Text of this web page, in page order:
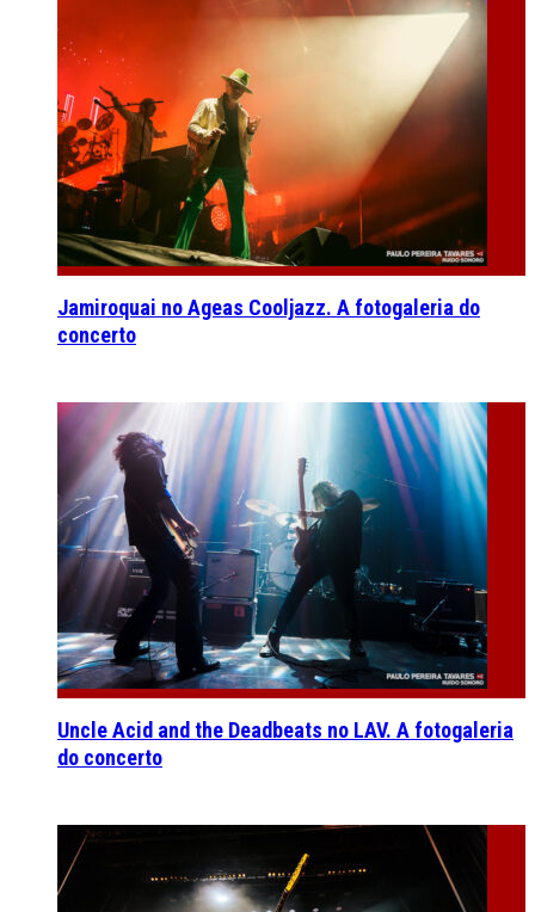
Jamiroquai no Ageas Cooljazz. A fotogaleria do
concerto
Uncle Acid and the Deadbeats no LAV. A fotogaleria
do concerto